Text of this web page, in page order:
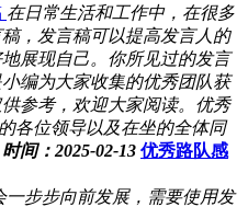
在日常生活和工作中，在很多
，发言稿可以提高发言人的
展现自己。你所见过的发言
编为大家收集的优秀团队获
参考，欢迎大家阅读。优秀
各位领导以及在坐的全体同
时间：2025-02-13 优秀路队感
一步步向前发展，需要使用发